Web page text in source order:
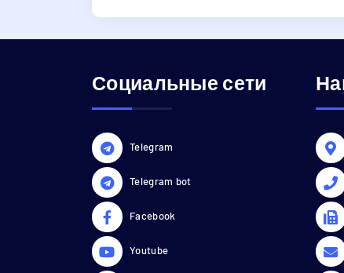
Социальные сети
Telegram
Telegram bot
Facebook
Youtube